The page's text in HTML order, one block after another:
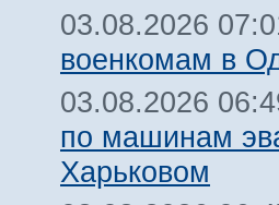
03.08.2026
военкомам в
03.08.2026
по машинам
Харьковом